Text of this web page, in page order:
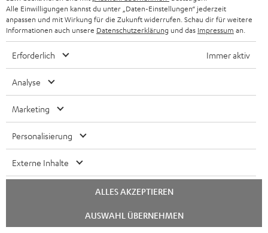
n
g
STEREO
SMART HOME
BLUETOOTH-LAUTSPRECHER
KOPFHÖRER
BLUETOOTH-KOPFHÖRER
STEREOANLAGEN
LAUTSPRECHER
IN-EAR-KOPFHÖRER
PRESSE & MARKETING
GESCHÄFTSKUNDEN
PARTNERPROGRAMM
BLOG
NEWSLETTER
STORES
UNSER MANAGEMENT
ÖSTERREICH
SCHWEIZ
NIEDERLANDE
FRANKREICH
SPANIEN
Alle Einwilligungen kannst du unter „Daten-Einstellungen“ jederzeit
anpassen und mit Wirkung für die Zukunft widerrufen. Schau dir für weitere
Informationen auch unsere Datenschutzerklärung und das Impressum an.
Erforderlich Immer aktiv
Analyse
Marketing
Personalisierung
Externe Inhalte
ALLES AKZEPTIEREN
AUSWAHL ÜBERNEHMEN